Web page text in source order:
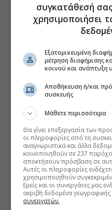
συγκατάθεσή
χρησιμοποιήσει
Εξατομικευμένη
μέτρηση διαφήμισης
κοινού και ανάπτυξη
Αποθήκευση ή/και
συσκευής
Μάθετε περισσότερα
Θα γίνει επεξεργασία των
οι πληροφορίες από τη
αναγνωριστικά και άλλα
κοινοποιηθούν σε 237
αποκτήσουν πρόσβαση σε
Αυτές οι πληροφορίες
χρησιμοποιηθούν
Εμείς και οι συνεργάτες μας
ακριβή δεδομένα
συνεργατών.